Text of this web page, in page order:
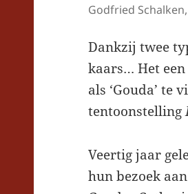
Godfried
Dankzij twee
kaars… Het
als ‘Gouda’
tentoonstelling
Veertig jaar
hun bezoek